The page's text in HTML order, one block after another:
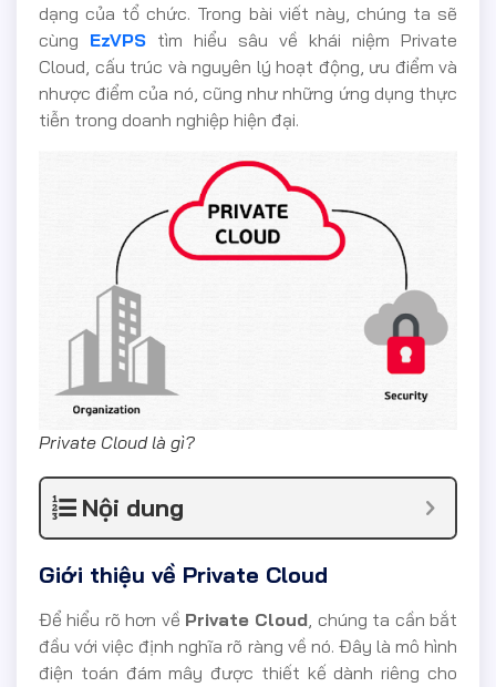
dạng của tổ chức. Trong bài viết này, chúng ta sẽ
cùng EzVPS tìm hiểu sâu về khái niệm Private
Cloud, cấu trúc và nguyên lý hoạt động, ưu điểm và
nhược điểm của nó, cũng như những ứng dụng thực
tiễn trong doanh nghiệp hiện đại.
Private Cloud là gì?
Nội dung
Giới thiệu về Private Cloud
Để hiểu rõ hơn về Private Cloud, chúng ta cần bắt
đầu với việc định nghĩa rõ ràng về nó. Đây là mô hình
điện toán đám mây được thiết kế dành riêng cho